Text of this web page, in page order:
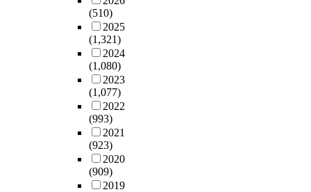
(510)
2025
(1,321)
2024
(1,080)
2023
(1,077)
2022
(993)
2021
(923)
2020
(909)
2019